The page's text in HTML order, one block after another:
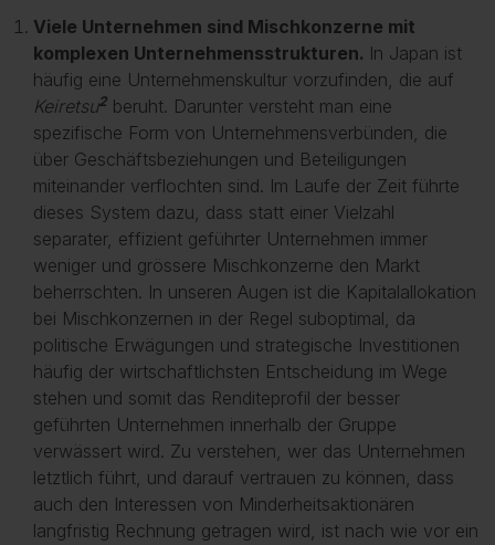
Viele Unternehmen sind Mischkonzerne mit
komplexen Unternehmensstrukturen. In Japan ist
häufig eine Unternehmenskultur vorzufinden, die auf
Keiretsu2 beruht. Darunter versteht man eine
spezifische Form von Unternehmensverbünden, die
über Geschäftsbeziehungen und Beteiligungen
miteinander verflochten sind. Im Laufe der Zeit führte
dieses System dazu, dass statt einer Vielzahl
separater, effizient geführter Unternehmen immer
weniger und grössere Mischkonzerne den Markt
beherrschten. In unseren Augen ist die Kapitalallokation
bei Mischkonzernen in der Regel suboptimal, da
politische Erwägungen und strategische Investitionen
häufig der wirtschaftlichsten Entscheidung im Wege
stehen und somit das Renditeprofil der besser
geführten Unternehmen innerhalb der Gruppe
verwässert wird. Zu verstehen, wer das Unternehmen
letztlich führt, und darauf vertrauen zu können, dass
auch den Interessen von Minderheitsaktionären
langfristig Rechnung getragen wird, ist nach wie vor ein